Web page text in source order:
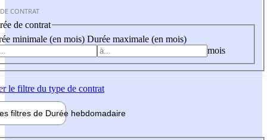
CONTRAT
de contrat
minimale (en mois) Durée maximale (en mois)
mois
le filtre du type de contrat
filtres de Durée hebdomadaire